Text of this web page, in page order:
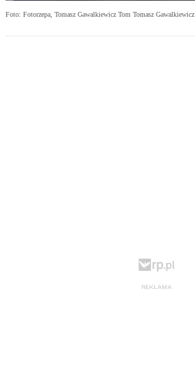
Foto: Fotorzepa, Tomasz Gawalkiewicz Tom Tomasz Gawalkiewicz